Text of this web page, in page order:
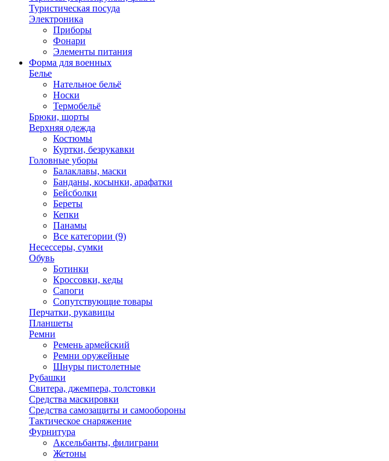
Туристическая посуда
Электроника
Приборы
Фонари
Элементы питания
Форма для военных
Белье
Нательное бельё
Носки
Термобельё
Брюки, шорты
Верхняя одежда
Костюмы
Куртки, безрукавки
Головные уборы
Балаклавы, маски
Банданы, косынки, арафатки
Бейсболки
Береты
Кепки
Панамы
Все категории (9)
Несессеры, сумки
Обувь
Ботинки
Кроссовки, кеды
Сапоги
Сопутствующие товары
Перчатки, рукавицы
Планшеты
Ремни
Ремень армейский
Ремни оружейные
Шнуры пистолетные
Рубашки
Свитера, джемпера, толстовки
Средства маскировки
Средства самозащиты и самообороны
Тактическое снаряжение
Фурнитура
Аксельбанты, филиграни
Жетоны